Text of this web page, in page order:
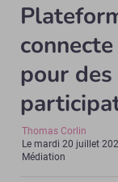
pour
Thomas Corlin
Lemardi 20 juillet
Médiation